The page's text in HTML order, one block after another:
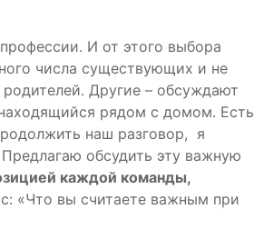
И от этого выбора
числа существующих и не
Другие – обсуждают
рядом с домом. Есть
наш разговор, я
Предлагаю обсудить эту важную
каждой команды,
«Что вы считаете важным при